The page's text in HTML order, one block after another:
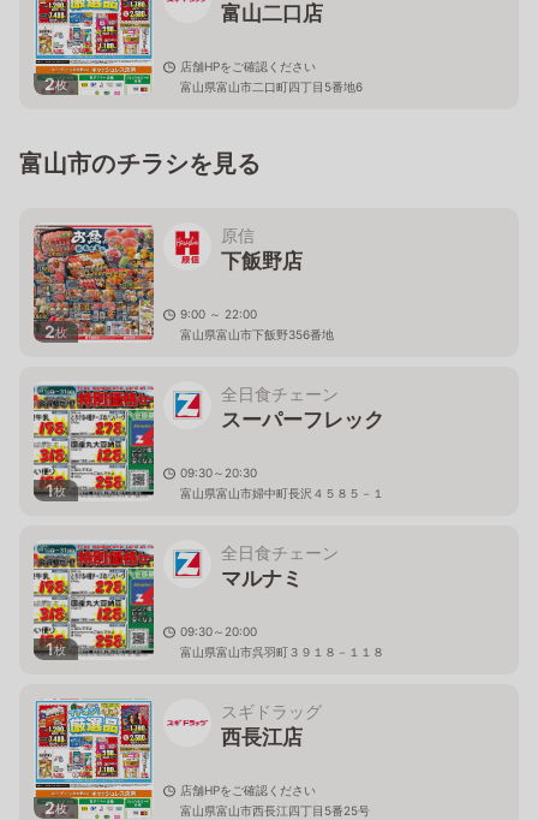
2枚
富山二口店
店舗HPをご確認ください
富山県富山市二口町四丁目5番地6
富山市のチラシを見る
2枚
原信
下飯野店
9:00 ～ 22:00
富山県富山市下飯野356番地
1枚
全日食チェーン
スーパーフレック
09:30～20:30
富山県富山市婦中町長沢４５８５－１
1枚
全日食チェーン
マルナミ
09:30～20:00
富山県富山市呉羽町３９１８－１１８
2枚
スギドラッグ
西長江店
店舗HPをご確認ください
富山県富山市西長江四丁目5番25号